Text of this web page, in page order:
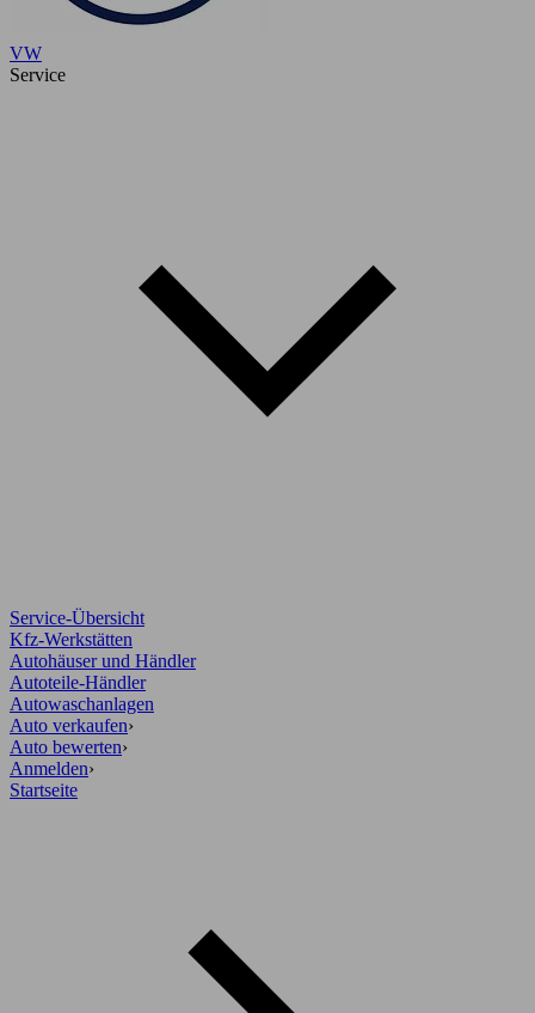
VW
Service
Service-Übersicht
Kfz-Werkstätten
Autohäuser und Händler
Autoteile-Händler
Autowaschanlagen
Auto verkaufen›
Auto bewerten›
Anmelden›
Startseite